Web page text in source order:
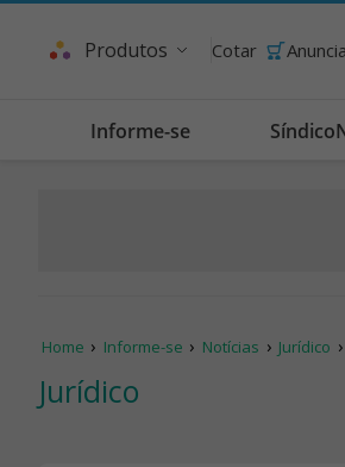
Produtos Cotar
Informe-se
Home Informe-se Notícias Jurídico
Jurídico